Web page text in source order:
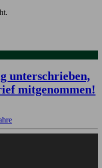
unterschrieben,
mitgenommen!